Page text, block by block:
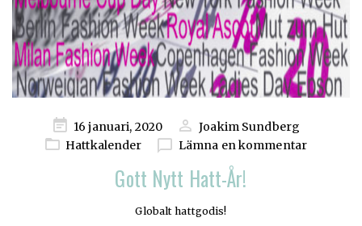
Publicerad
på
16 januari, 2020
Joakim Sundberg
Hattkalender
Lämna en kommentar
Gott Nytt Hatt-År!
Globalt hattgodis!